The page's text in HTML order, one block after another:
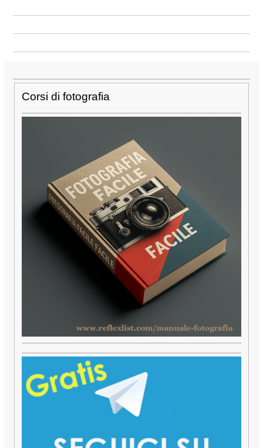
Corsi di fotografia